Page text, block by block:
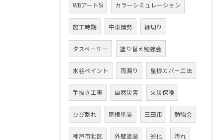
WBアートSi カラーシミュレーション
施工時期 中東情勢 縁切り
タスペーサー 塗り替え勉強会
水谷ペイント 雨漏り 屋根カバー工法
手抜き工事 自然災害 火災保険
ひび割れ 屋根塗装 三田市 勉強会
神戸市北区 外壁塗装 劣化 汚れ